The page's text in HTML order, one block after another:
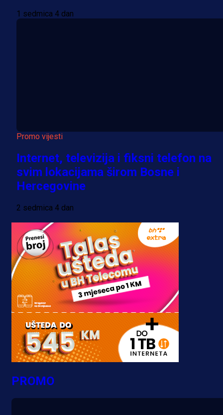
1 sedmica 4 dan
Promo vijesti
Internet, televizija i fiksni telefon na
svim lokacijama širom Bosne i
Hercegovine
2 sedmica 4 dan
PROMO